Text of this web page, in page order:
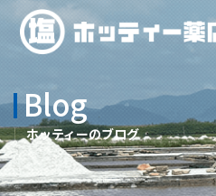
Blog
ホッティーのブログ